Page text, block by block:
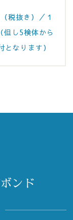
税抜き）／１
但し5検体から
となります）
ンド